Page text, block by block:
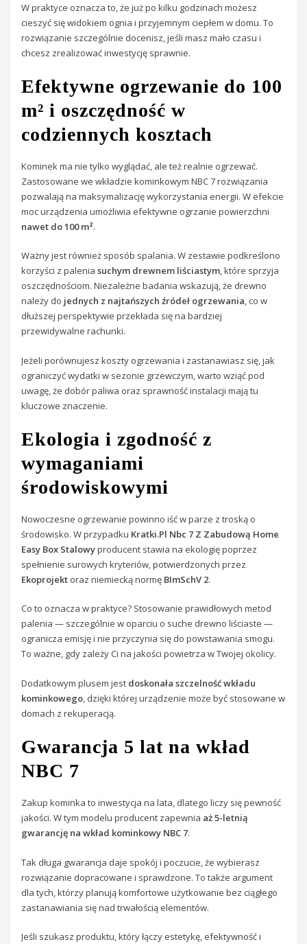
W praktyce oznacza to, że już po kilku godzinach możesz
cieszyć się widokiem ognia i przyjemnym ciepłem w domu. To
rozwiązanie szczególnie docenisz, jeśli masz mało czasu i
chcesz zrealizować inwestycję sprawnie.
Efektywne ogrzewanie do 100
m² i oszczędność w
codziennych kosztach
Kominek ma nie tylko wyglądać, ale też realnie ogrzewać.
Zastosowane we wkładzie kominkowym NBC 7 rozwiązania
pozwalają na maksymalizację wykorzystania energii. W efekcie
moc urządzenia umożliwia efektywne ogrzanie powierzchni
nawet do 100 m².
Ważny jest również sposób spalania. W zestawie podkreślono
korzyści z paleniasuchym drewnem liściastym, które sprzyja
oszczędnościom. Niezależne badania wskazują, że drewno
należy do jednych z najtańszych źródeł ogrzewania, co w
dłuższej perspektywie przekłada się na bardziej
przewidywalne rachunki.
Jeżeli porównujesz koszty ogrzewania i zastanawiasz się, jak
ograniczyć wydatki w sezonie grzewczym, warto wziąć pod
uwagę, że dobór paliwa oraz sprawność instalacji mają tu
kluczowe znaczenie.
Ekologia i zgodność z
wymaganiami
środowiskowymi
Nowoczesne ogrzewanie powinno iść w parze z troską o
środowisko. W przypadku Kratki.Pl Nbc 7 Z Zabudową Home
Easy Box Stalowyproducent stawia na ekologię poprzez
spełnienie surowych kryteriów, potwierdzonych przez
Ekoprojekt oraz niemiecką normę BImSchV 2.
Co to oznacza w praktyce? Stosowanie prawidłowych metod
palenia — szczególnie w oparciu o suche drewno liściaste —
ogranicza emisję i nie przyczynia się do powstawania smogu.
To ważne, gdy zależy Ci na jakości powietrza w Twojej okolicy.
Dodatkowym plusem jest doskonała szczelność wkładu
kominkowego, dzięki której urządzenie może być stosowane w
domach z rekuperacją.
Gwarancja 5 lat na wkład
NBC 7
Zakup kominka to inwestycja na lata, dlatego liczy się pewność
jakości. W tym modelu producent zapewnia aż 5-letnią
gwarancję na wkład kominkowy NBC 7.
Tak długa gwarancja daje spokój i poczucie, że wybierasz
rozwiązanie dopracowane i sprawdzone. To także argument
dla tych, którzy planują komfortowe użytkowanie bez ciągłego
zastanawiania się nad trwałością elementów.
Jeśli szukasz produktu, który łączy estetykę, efektywność i